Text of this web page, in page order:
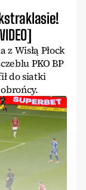
Wisłą Płock
PKO BP
do siatki